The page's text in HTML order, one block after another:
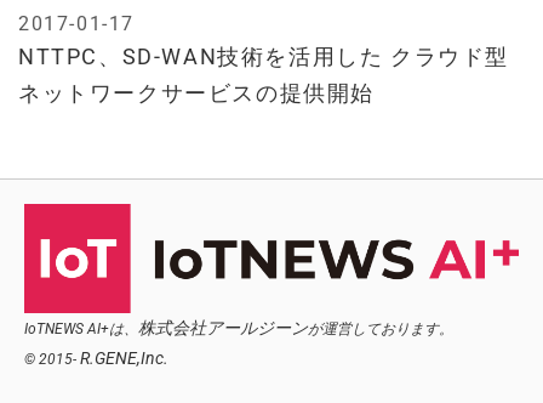
NTTPC、SD-WAN技術を活用した クラウド型
ネットワークサービスの提供開始
2017-01-17
IoTNEWS AI+は、 株式会社アールジーンが運営しております。
© 2015- R.GENE,Inc.